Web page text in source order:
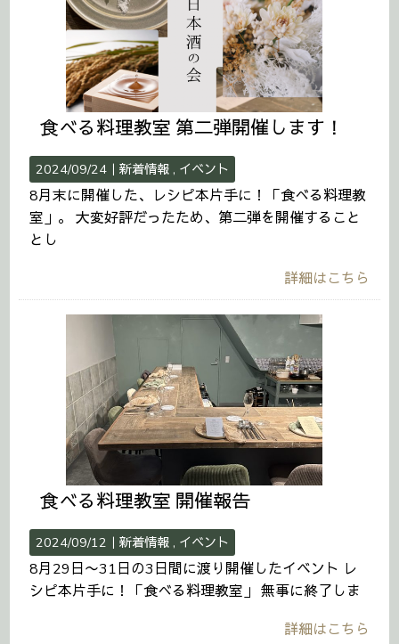
食べる料理教室 第二弾開催します！
2024/09/24｜新着情報 イベント
8月末に開催した、レシピ本片手に！「食べる料理教
室」。 大変好評だったため、第二弾を開催すること
とし
詳細はこちら
食べる料理教室 開催報告
2024/09/12｜新着情報 イベント
8月29日〜31日の3日間に渡り開催したイベント レ
シピ本片手に！「食べる料理教室」 無事に終了しま
詳細はこちら